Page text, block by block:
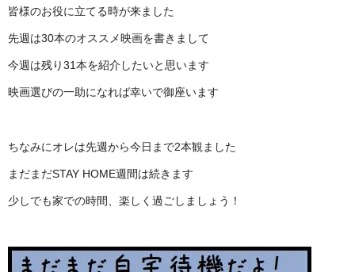
皆様のお役に立てる時が来ました
先週は30本のオススメ映画を書きまして
今週は残り31本を紹介したいと思います
映画選びの一助になれば幸いで御座います
ちなみにオレは先週から今日まで2本観ました
まだまだSTAY HOME週間は続きます
少しでも家での時間、楽しく過ごしましょう！